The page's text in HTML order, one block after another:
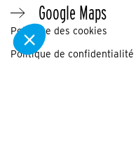
Google Maps
Politique des cookies
Politique de confidentialité